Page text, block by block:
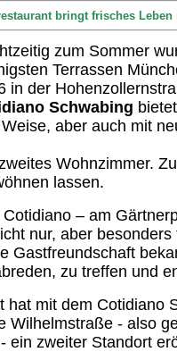
bringt frisches
zum Sommer
Terrassen
in der
Schwabing
aber auch mit
Wohnzimmer.
lassen.
Cotidiano – am
nur, aber
Gastfreundschaft
zu treffen und
hat mit dem Cotidiano
Wilhelmstraße - also
ein zweiter Standort